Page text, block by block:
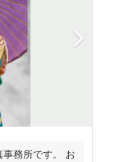
務所です。 お